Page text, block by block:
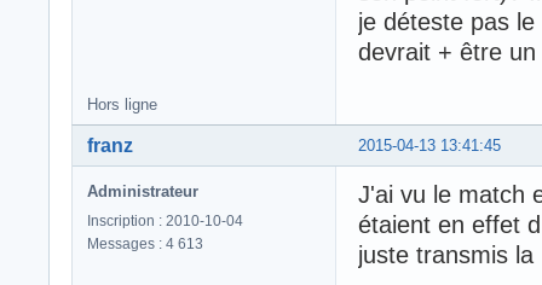
je déteste pas
devrait + être
Hors ligne
2015-04-13 13:41:45
franz
Administrateur
Inscription : 2010-10-04
Messages : 4 613
J'ai vu le match
étaient en effet
juste transmis